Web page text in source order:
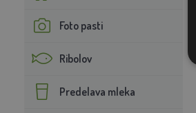
Foto pasti
Ribolov
Predelava mleka